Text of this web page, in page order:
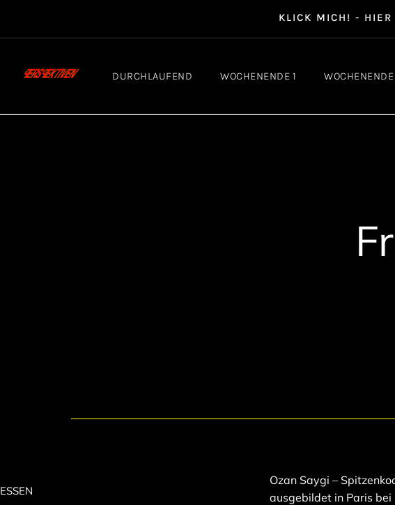
KLICK MICH! - HIER
DURCHLAUFEND WOCHENENDE 1
ESSEN
Ozan Saygi –
ausgebildet in Paris bei